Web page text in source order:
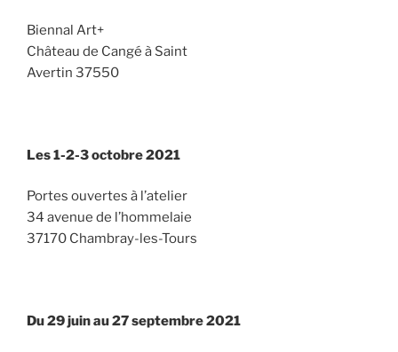
Biennal Art+
Château de Cangé à Saint
Avertin 37550
Les 1-2-3 octobre 2021
Portes ouvertes à l’atelier
34 avenue de l’hommelaie
37170 Chambray-les-Tours
Du 29 juin au 27 septembre 2021